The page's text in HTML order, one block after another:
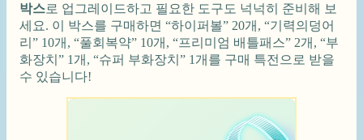
박스로 업그레이드하고 필요한 도구도 넉넉히 준비해 보
세요. 이 박스를 구매하면 “하이퍼볼” 20개, “기력의덩어
리” 10개, “풀회복약” 10개, “프리미엄 배틀패스” 2개, “부
화장치” 1개, “슈퍼 부화장치” 1개를 구매 특전으로 받을
수 있습니다!